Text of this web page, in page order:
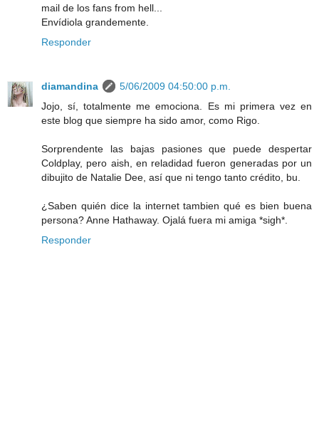
mail de los fans from hell...
Envídiola grandemente.
Responder
diamandina
5/06/2009 04:50:00 p.m.
Jojo, sí, totalmente me emociona. Es mi primera vez en
este blog que siempre ha sido amor, como Rigo.
Sorprendente las bajas pasiones que puede despertar
Coldplay, pero aish, en reladidad fueron generadas por un
dibujito de Natalie Dee, así que ni tengo tanto crédito, bu.
¿Saben quién dice la internet tambien qué es bien buena
persona? Anne Hathaway. Ojalá fuera mi amiga *sigh*.
Responder